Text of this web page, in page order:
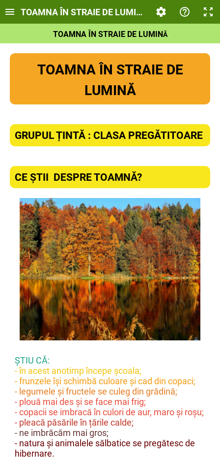
TOAMNA ÎN STRAIE DE LUMINĂ
TOAMNA ÎN STRAIE DE LUMINĂ
TOAMNA ÎN STRAIE DE
LUMINĂ
GRUPUL ȚINTĂ : CLASA PREGĂTITOARE
CE ȘTII DESPRE TOAMNĂ?
ȘTIU CĂ:
- în acest anotimp începe școala;
- frunzele își schimbă culoare și cad din copaci;
- legumele și fructele se culeg din grădină;
- plouă mai des și se face mai frig;
- copacii se imbracă în culori de aur, maro și roșu;
- pleacă păsările în țările calde;
- ne imbrăcăm mai gros;
- natura și animalele sălbatice se pregătesc de
hibernare.